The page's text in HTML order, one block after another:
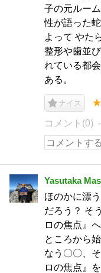
子の元ルー
性が語った
よって やた
整形や歯並
れている都
ある。
ナイス
コメント(0)
Yasutaka
ほのかに漂
だろう？ そ
ロの焦点』
ところから
なう〇〇、
ロの焦点』